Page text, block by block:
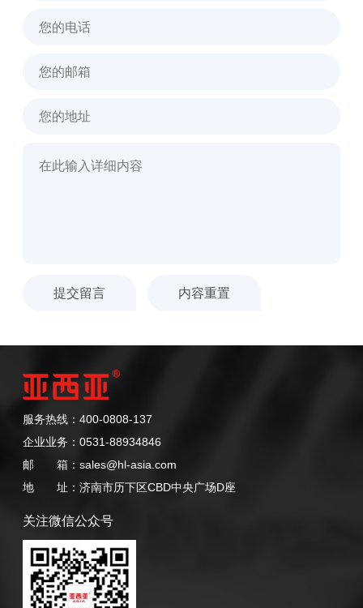
服务热线：400-0808-137
企业业务：0531-88934846
邮 箱：sales@hl-asia.com
地 址：济南市历下区CBD中央广场D座
关注微信公众号